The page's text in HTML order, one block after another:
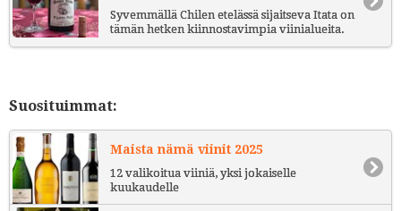
Syvemmällä Chilen etelässä sijaitseva Itata on
tämän hetken kiinnostavimpia viinialueita.
Suosituimmat:
Maista nämä viinit 2025
12 valikoitua viiniä, yksi jokaiselle
kuukaudelle